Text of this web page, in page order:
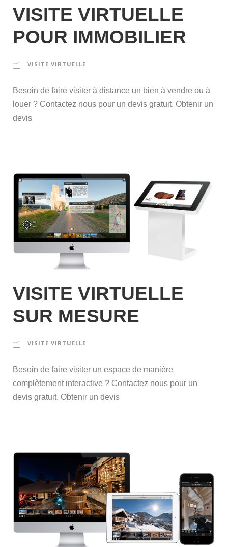
VISITE VIRTUELLE
POUR IMMOBILIER
VISITE VIRTUELLE
Besoin de faire visiter à distance un bien à vendre ou à
louer ? Contactez nous pour un devis gratuit. Obtenir un
devis
VISITE VIRTUELLE
SUR MESURE
VISITE VIRTUELLE
Besoin de faire visiter un espace de manière
complètement interactive ? Contactez nous pour un
devis gratuit. Obtenir un devis